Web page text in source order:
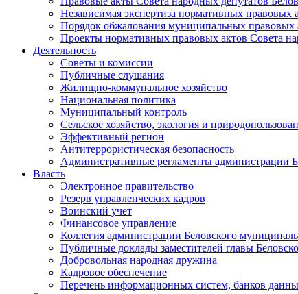
Независимая экспертиза нормативных правовых
Порядок обжалования муниципальных правовых
Проекты нормативных правовых актов Совета
Деятельность
Советы и комиссии
Публичные слушания
Жилищно-коммунальное хозяйство
Национальная политика
Муниципальный контроль
Сельское хозяйство, экология и
Эффективный регион
Антитеррористическая безопасность
Административные регламенты администрации
Власть
Электронное правительство
Резерв управленческих кадров
Воинский учет
Финансовое управление
Коллегия администрации Беловского
Публичные доклады заместителей главы
Добровольная народная дружина
Кадровое обеспечение
Перечень информационных систем, банков